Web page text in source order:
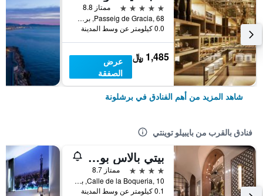
5 نجوم
ممتاز 8.8
Passeig de Gracia, 68, برشلونة, أسبانيا
0.0 كيلومتر عن وسط المدينة
1,485 ﷼
عرض
الصفقة
شاهد المزيد من أهم الفنادق في برشلونة
فنادق بالقرب من بايبيلو توينتي
بيتي بالاس بوكويريا غاردين
4 نجوم
ممتاز 8.7
Calle de la Boqueria, 10, برشلونة, أسبانيا
0.1 كيلومتر عن وسط المدينة